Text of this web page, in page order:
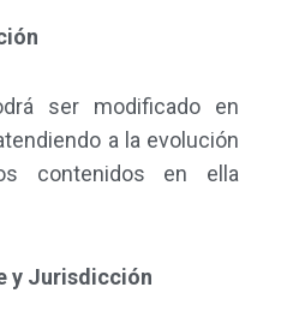
ser modificado en
a la evolución
contenidos en ella
y Jurisdicción